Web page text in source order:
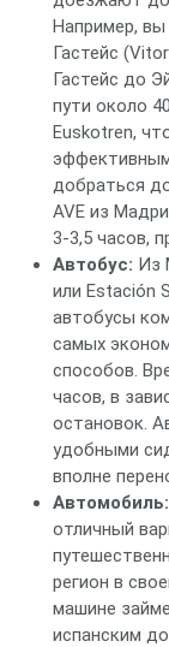
Например,
Гастейс
Гастейс до
пути около
Euskotren,
добраться
AVE из
3-3,5 часов,
Автобус: Из
или Estación
автобусы
самых
способов.
часов, в
остановок.
удобными
вполне
Автомобиль:
отличный
регион в
машине
испанским